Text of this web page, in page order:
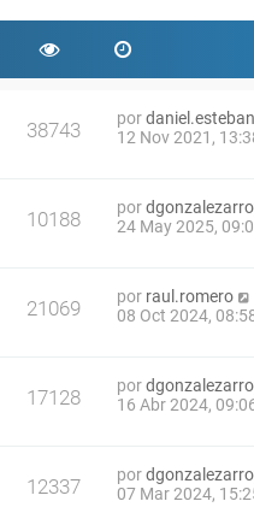
38743 pordaniel.esteban
12 Nov 2021,
10188 por
24 May 2025,
21069 por raul.romero
08 Oct 2024,
17128 por
16 Abr 2024,
12337 por
07 Mar 2024,